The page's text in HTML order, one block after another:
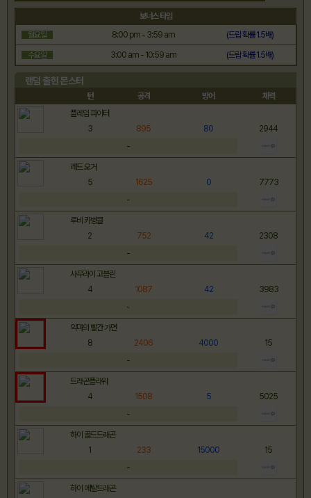
보너스 타임
월요일
8:00 pm - 3:59 am (드랍 확률 1.5배)
수요일 3:00 am - 10:59 am (드랍 확률 1.5배)
랜덤 출현 몬스터
턴 공격 방어
체력
플레임 파이터
3
895 80
2944
-
레드 오거
5
1625 0
7773
-
루비 카벙클
2
752 42
2308
-
사무라이 고블린
4
1087 42
3983
-
악마의 빨간 가면
8
2406 4000
15
-
드래곤플라워
4
1508 5
5025
-
하이 골드드래곤
1
233 15000
15
-
하이 메탈드래곤